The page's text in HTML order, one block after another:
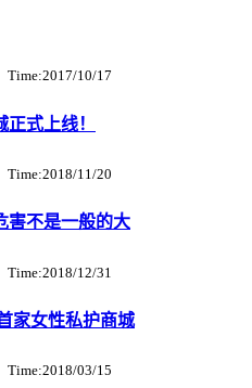
Time:2017/10/17
式上线！
Time:2018/11/20
害不是一般的大
Time:2018/12/31
家女性私护商城
Time:2018/03/15